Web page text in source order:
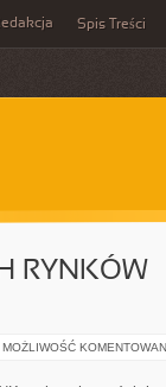
Spis Treści
RYNKÓW
MOŻLIWOŚĆ